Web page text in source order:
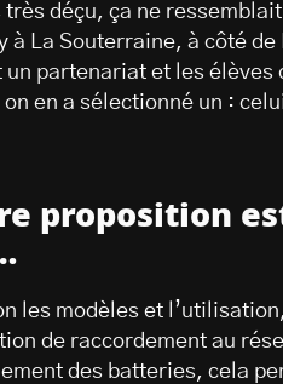
déçu, ça ne
La Souterraine, à côté de
partenariat et les élèves
en a sélectionné un :
proposition
les modèles et
de raccordement au
des batteries, cela